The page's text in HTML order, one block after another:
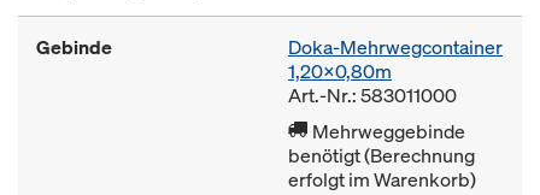
Gebinde
Doka-Mehrwegcontainer
1,20x0,80m
Art.-Nr.: 583011000
Mehrweggebinde
benötigt (Berechnung
erfolgt im Warenkorb)